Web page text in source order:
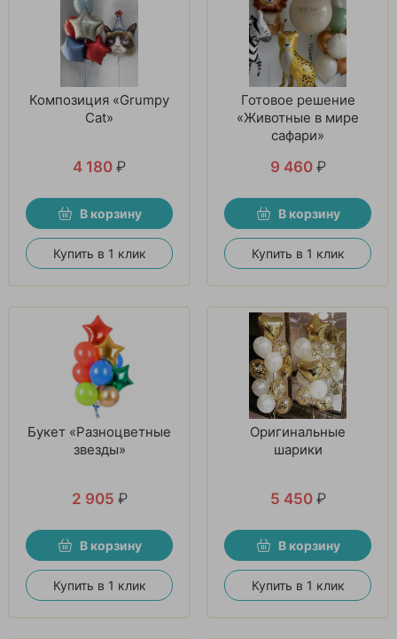
Композиция «Grumpy
Cat»
4 180 ₽
В корзину
Купить в 1 клик
Готовое решение
«Животные в мире
сафари»
9 460 ₽
В корзину
Купить в 1 клик
Букет «Разноцветные
звезды»
2 905 ₽
В корзину
Купить в 1 клик
Оригинальные
шарики
5 450 ₽
В корзину
Купить в 1 клик